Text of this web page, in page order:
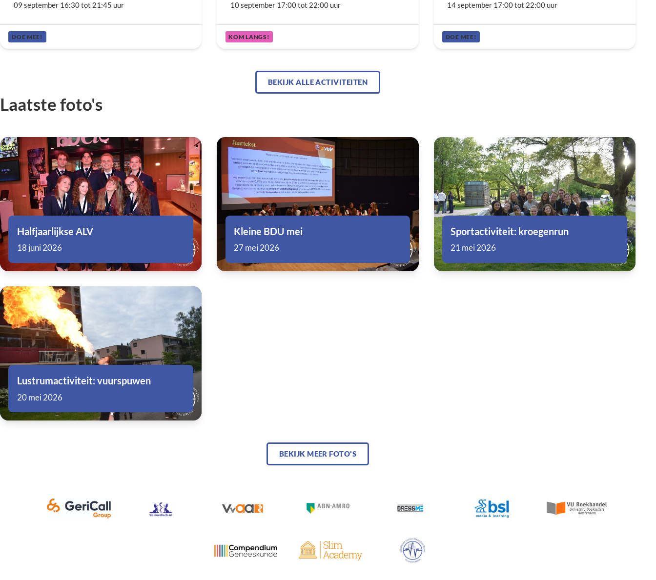
09 september 16:30 tot 21:45 uur
DOE MEE!
10 september 17:00 tot 22:00 uur
KOM LANGS!
14 september 17:00 tot 22:00 uur
DOE MEE!
BEKIJK ALLE ACTIVITEITEN
Laatste foto's
Halfjaarlijkse ALV
18 juni 2026
Kleine BDU mei
27 mei 2026
Sportactiviteit: kroegenrun
21 mei 2026
Lustrumactiviteit: vuurspuwen
20 mei 2026
BEKIJK MEER FOTO'S